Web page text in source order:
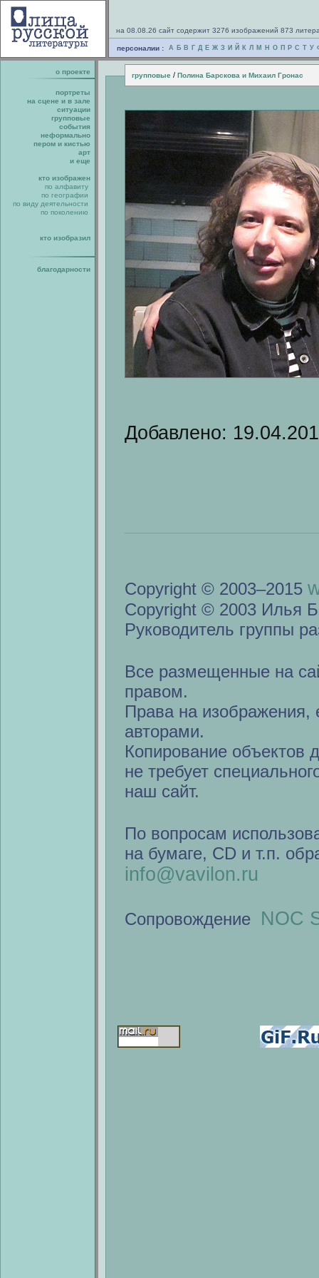
на 08.08.26 сайт содержит 3276 изображений 873
персоналии : А Б В Г Д Е Ж З И Й К Л М Н О П Р С Т У
о проекте групповые / Полина Барскова и Михаил Гронас
портреты
на сцене и в зале
ситуации
групповые
события
неформально
пером и кистью
арт
и еще
кто изображен
по алфавиту
по географии
по виду деятельности
по поколению
кто изобразил
благодарности
Добавлено:
Copyright © 2003–2015
Copyright © 2003 Илья
Руководитель группы
Все размещенные на
правом.
Права на изображения,
авторами.
Копирование объектов
не требует
наш сайт.
По вопросам
на бумаге, CD и т.п.
info@vavilon.ru
Сопровождение NOC